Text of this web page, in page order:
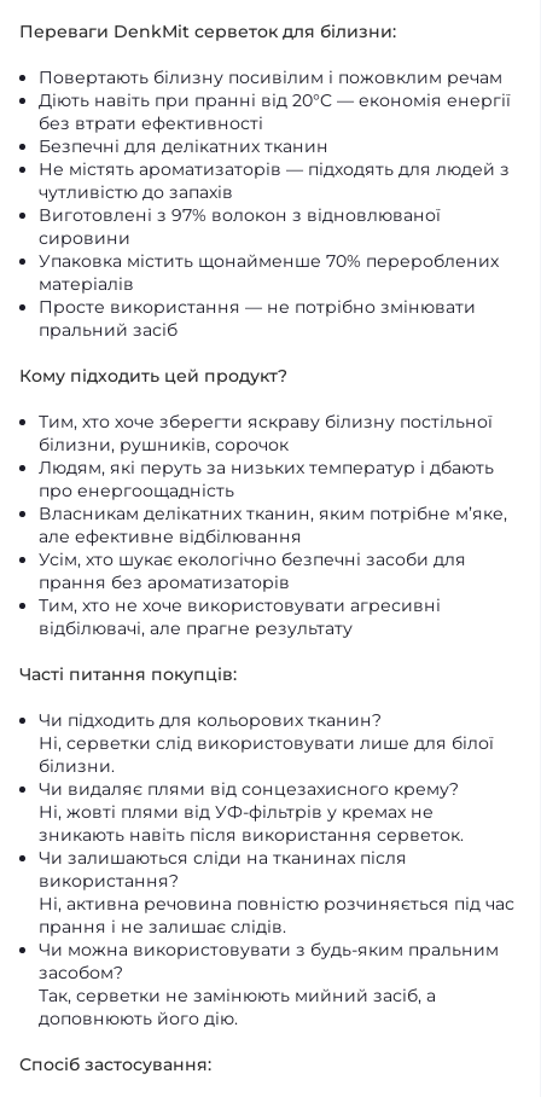
Переваги DenkMit серветок для білизни:
Повертають білизну посивілим і пожовклим речам
Діють навіть при пранні від 20°C — економія енергії
без втрати ефективності
Безпечні для делікатних тканин
Не містять ароматизаторів — підходять для людей з
чутливістю до запахів
Виготовлені з 97% волокон з відновлюваної
сировини
Упаковка містить щонайменше 70% перероблених
матеріалів
Просте використання — не потрібно змінювати
пральний засіб
Кому підходить цей продукт?
Тим, хто хоче зберегти яскраву білизну постільної
білизни, рушників, сорочок
Людям, які перуть за низьких температур і дбають
про енергоощадність
Власникам делікатних тканин, яким потрібне м’яке,
але ефективне відбілювання
Усім, хто шукає екологічно безпечні засоби для
прання без ароматизаторів
Тим, хто не хоче використовувати агресивні
відбілювачі, але прагне результату
Часті питання покупців:
Чи підходить для кольорових тканин?
Ні, серветки слід використовувати лише для білої
білизни.
Чи видаляє плями від сонцезахисного крему?
Ні, жовті плями від УФ-фільтрів у кремах не
зникають навіть після використання серветок.
Чи залишаються сліди на тканинах після
використання?
Ні, активна речовина повністю розчиняється під час
прання і не залишає слідів.
Чи можна використовувати з будь-яким пральним
засобом?
Так, серветки не замінюють мийний засіб, а
доповнюють його дію.
Спосіб застосування: